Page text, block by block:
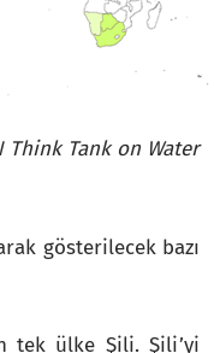
Tank on Water
gösterilecek bazı
tek ülke Şili. Şili’yi